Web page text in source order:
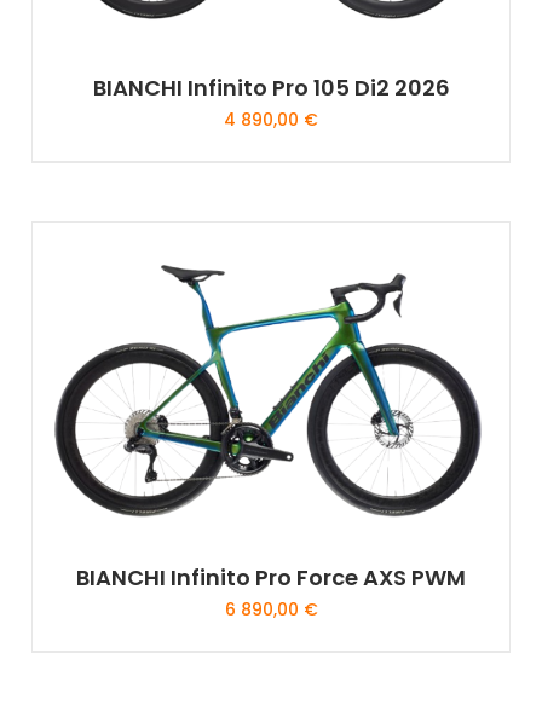
BIANCHI Infinito Pro 105 Di2 2026
4 890,00 €
BIANCHI Infinito Pro Force AXS PWM
6 890,00 €